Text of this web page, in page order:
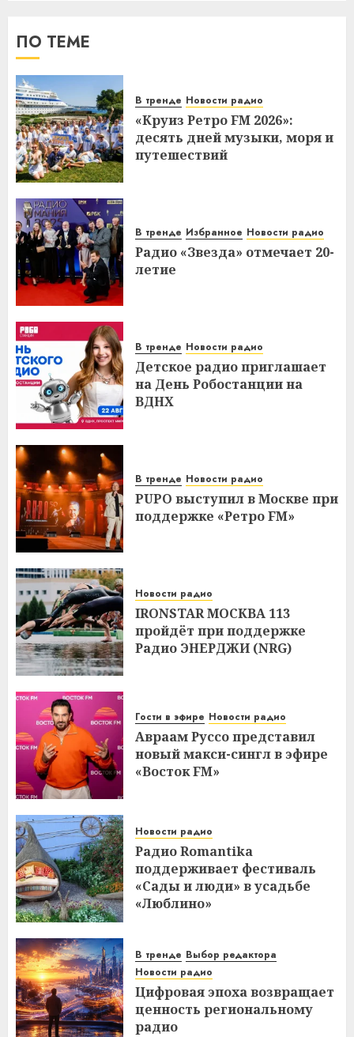
ПО ТЕМЕ
В тренде Новости радио
«Круиз Ретро FM 2026»:
десять дней музыки, моря и
путешествий
В тренде Избранное Новости радио
Радио «Звезда» отмечает 20-
летие
В тренде Новости радио
Детское радио приглашает
на День Робостанции на
ВДНХ
В тренде Новости радио
PUPO выступил в Москве при
поддержке «Ретро FM»
Новости радио
IRONSTAR МОСКВА 113
пройдёт при поддержке
Радио ЭНЕРДЖИ (NRG)
Гости в эфире Новости радио
Авраам Руссо представил
новый макси-сингл в эфире
«Восток FM»
Новости радио
Радио Romantika
поддерживает фестиваль
«Сады и люди» в усадьбе
«Люблино»
В тренде Выбор редактора
Новости радио
Цифровая эпоха возвращает
ценность региональному
радио